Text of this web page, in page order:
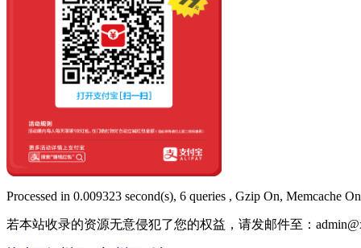
Processed in 0.009323 second(s), 6 queries , Gzip On, Memcache
若本站收录的资源无意侵犯了您的权益，请发邮件至：